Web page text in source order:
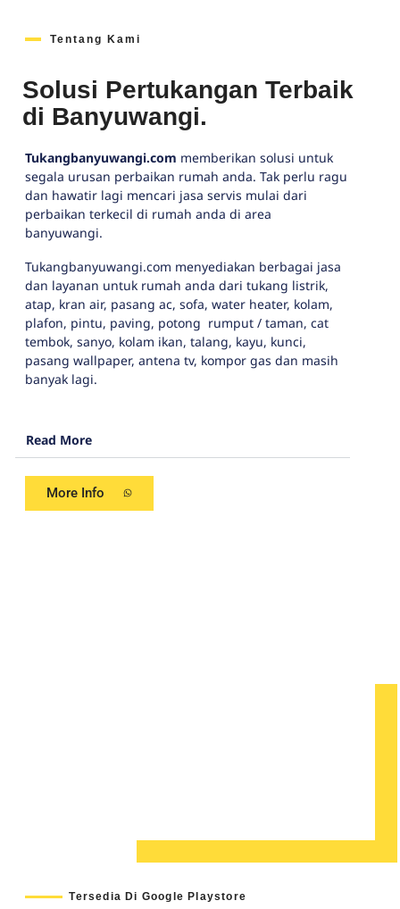
Tentang Kami
Solusi Pertukangan Terbaik
di Banyuwangi.
Tukangbanyuwangi.com memberikan solusi untuk
segala urusan perbaikan rumah anda. Tak perlu ragu
dan hawatir lagi mencari jasa servis mulai dari
perbaikan terkecil di rumah anda di area
banyuwangi.
Tukangbanyuwangi.com menyediakan berbagai jasa
dan layanan untuk rumah anda dari tukang listrik,
atap, kran air, pasang ac, sofa, water heater, kolam,
plafon, pintu, paving, potong rumput / taman, cat
tembok, sanyo, kolam ikan, talang, kayu, kunci,
pasang wallpaper, antena tv, kompor gas dan masih
banyak lagi.
Read More
More Info
Tersedia Di Google Playstore